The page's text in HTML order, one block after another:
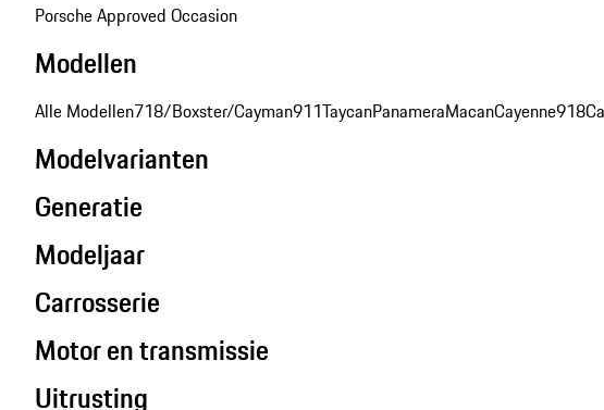
Porsche Approved Occasion
Modellen
Alle Modellen718/Boxster/Cayman911TaycanPanameraMacanCayenne918
Modelvarianten
Generatie
Modeljaar
Carrosserie
Motor en transmissie
Uitrusting